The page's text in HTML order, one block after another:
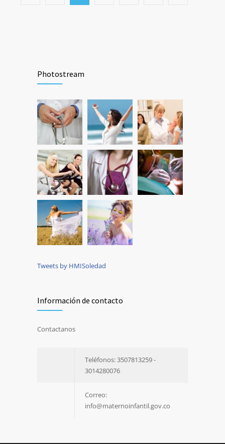
Photostream
Tweets by HMISoledad
Información de contacto
Contactanos
Teléfonos: 3507813259 -
3014280076
Correo:
info@maternoinfantil.gov.co